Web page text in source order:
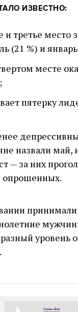
ИЗВЕСТНО:
и третье место
(21 %) и
месте
пятерку
назвали май,
— за них
опрошенных.
принимали
уровень